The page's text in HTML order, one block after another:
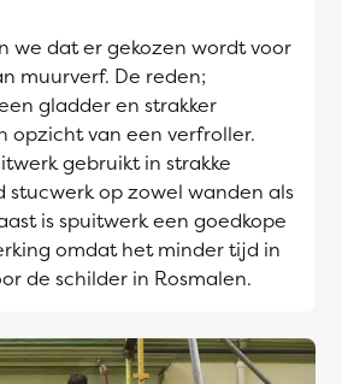
we dat er gekozen wordt voor
muurverf. De reden;
gladder en strakker
opzicht van een verfroller.
gebruikt in strakke
stucwerk op zowel wanden als
is spuitwerk een goedkope
omdat het minder tijd in
de schilder in Rosmalen.